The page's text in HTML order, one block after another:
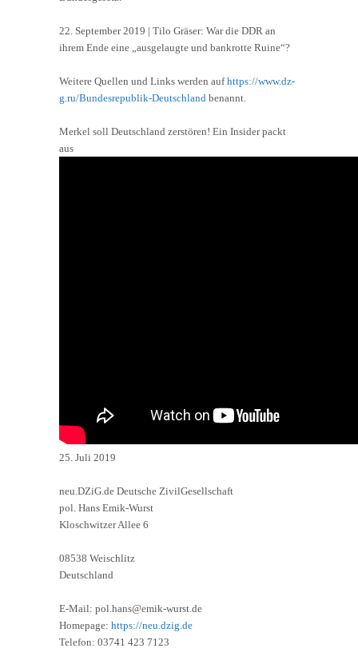
22. September 2019 | Tilo Gräser: War die DDR an
ihrem Ende eine „ausgelaugte und bankrotte Ruine“?
Weitere Quellen und Links werden aufhttps://www.dz-
g.ru/Bundesrepublik-Deutschland benannt.
Merkel soll Deutschland zerstören! Ein Insider packt
aus
25. Juli 2019
neu.DZiG.de Deutsche ZivilGesellschaft
pol. Hans Emik-Wurst
Kloschwitzer Allee 6
08538 Weischlitz
Deutschland
E-Mail: pol.hans@emik-wurst.de
Homepage: https://neu.dzig.de
Telefon: 03741 423 7123